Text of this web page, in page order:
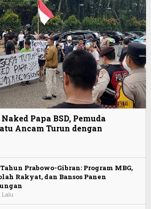
Papa BSD, Pemuda
Ancam Turun dengan
Prabowo-Gibran: Program MBG,
Rakyat, dan Bansos Panen
Lalu